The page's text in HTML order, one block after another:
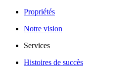
Propriétés
Notre vision
Services
Histoires de succès